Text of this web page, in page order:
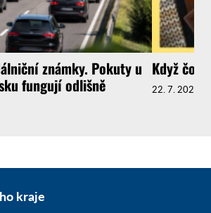
známky. Pokuty u
fungují odlišně
Když
22. 7. 2026
kraje